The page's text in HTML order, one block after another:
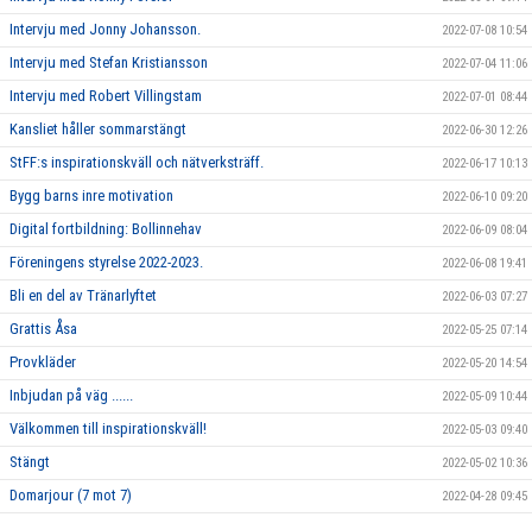
Intervju med Jonny Johansson. 2022-07-08 10:54
Intervju med Stefan Kristiansson 2022-07-04 11:06
Intervju med Robert Villingstam 2022-07-01 08:44
Kansliet håller sommarstängt 2022-06-30 12:26
StFF:s inspirationskväll och nätverksträff. 2022-06-17 10:13
Bygg barns inre motivation 2022-06-10 09:20
Digital fortbildning: Bollinnehav 2022-06-09 08:04
Föreningens styrelse 2022-2023. 2022-06-08 19:41
Bli en del av Tränarlyftet 2022-06-03 07:27
Grattis Åsa 2022-05-25 07:14
Provkläder 2022-05-20 14:54
Inbjudan på väg ...... 2022-05-09 10:44
Välkommen till inspirationskväll! 2022-05-03 09:40
Stängt 2022-05-02 10:36
Domarjour (7 mot 7) 2022-04-28 09:45